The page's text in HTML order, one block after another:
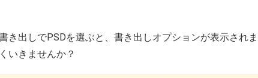
き出しでPSDを選ぶと、書き出しオプションが表示され
いきませんか？